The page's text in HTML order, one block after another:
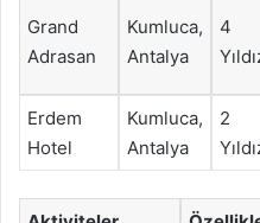
Grand
Adrasan
Kumluca,
Antalya
4
Erdem
Hotel
Kumluca,
Antalya
2